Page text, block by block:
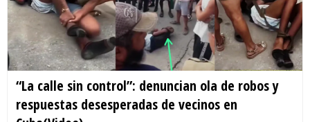
“La calle sin control”: denuncian ola de robos y
respuestas desesperadas de vecinos en